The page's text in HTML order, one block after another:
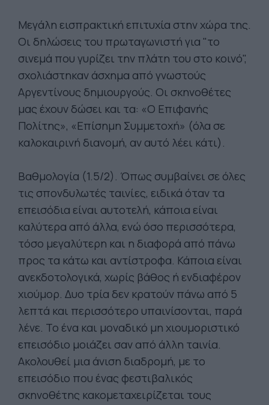
Μεγάλη εισπρακτική επιτυχία στην χώρα της.
Οι δηλώσεις του πρωταγωνιστή για "το
σινεμά που γυρίζει την πλάτη του στο κοινό",
σχολιάστηκαν άσχημα από γνωστούς
Αργεντίνους δημιουργούς. Οι σκηνοθέτες
μας έχουν δώσει και τα: «Ο Επιφανής
Πολίτης», «Επίσημη Συμμετοχή» (όλα σε
καλοκαιρινή διανομή, αν αυτό λέει κάτι).
Βαθμολογία (1.5/2). Όπως συμβαίνει σε όλες
τις σπονδυλωτές ταινίες, ειδικά όταν τα
επεισόδια είναι αυτοτελή, κάποια είναι
καλύτερα από άλλα, ενώ όσο περισσότερα,
τόσο μεγαλύτερη και η διαφορά από πάνω
προς τα κάτω και αντίστροφα. Κάποια είναι
ανεκδοτολογικά, χωρίς βάθος ή ενδιαφέρον
χιούμορ. Δυο τρία δεν κρατούν πάνω από 5
λεπτά και περισσότερο υπαινίσονται, παρά
λένε. Το ένα και μοναδικό μη χιουμοριστικό
επεισόδιο μοιάζει σαν από άλλη ταινία.
Ακολουθεί μια άνιση διαδρομή, με το
επεισόδιο που ένας φεστιβαλικός
σκηνοθέτης κακομεταχειρίζεται τους